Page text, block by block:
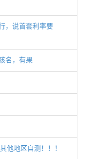
，说首套利率要
名，有果
他地区自测！！！